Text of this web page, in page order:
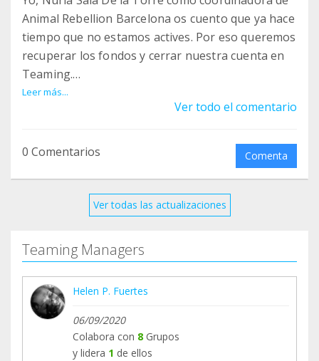
Animal Rebellion Barcelona os cuento que ya hace
tiempo que no estamos actives. Por eso queremos
recuperar los fondos y cerrar nuestra cuenta en
Teaming.
Al ser yo la coordinadora y ser la persona que ha
invertido más dinero para el funcionamiento del
para mí.
Leer más...
Ver todo el comentario
0 Comentarios Comenta
Ver todas las actualizaciones
Teaming Managers
Helen P. Fuertes
06/09/2020
Colabora con 8 Grupos
y lidera 1 de ellos